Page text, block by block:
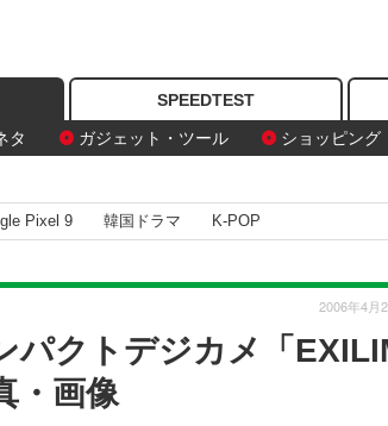
タ ガジェット・ツール ショッピング
SPEEDTEST
Pixel 9 韓国ドラマ K-POP
パクトデジカメ「
・画像
2006年4月